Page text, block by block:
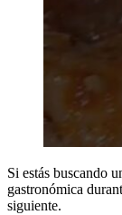
Si estás buscando
gastronómica
siguiente.